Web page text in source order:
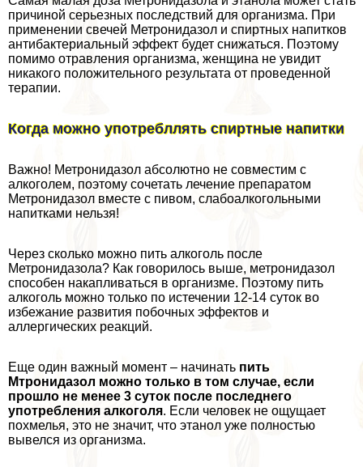
причиной серьезных последствий для организма. При
применении свечей Метронидазол и спиртных напитков
антибактериальный эффект будет снижаться. Поэтому
помимо отравления организма, женщина не увидит
никакого положительного результата от проведенной
терапии.
Когда можно употрeбллять спиртные напитки
Важно! Метронидазол абсолютно не совместим с
алкоголем, поэтому сочетать лечение препаратом
Метронидазол вместе с пивом, слабоалкогольными
напитками нельзя!
Через сколько можно пить алкоголь после
Метронидазола? Как говорилось выше, метронидазол
способен накапливаться в организме. Поэтому пить
алкоголь можно только по истечении 12-14 суток во
избежание развития побочных эффектов и
аллергических реакций.
Еще один важный момент – начинать пить
Мтронидазол можно только в том случае, если
прошло не менее 3 суток после последнего
употрeбления алкоголя. Если человек не ощущает
похмелья, это не значит, что этанол уже полностью
вывелся из организма.